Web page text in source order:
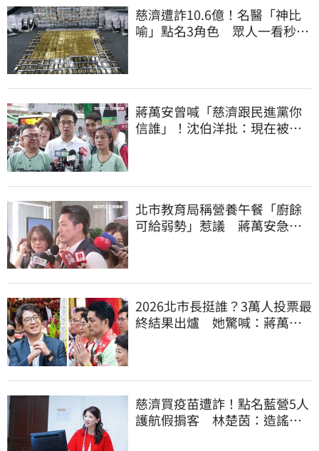
慈濟遭詐10.6億！名醫「神比
喻」點名3角色 眾人一看秒懂
蔣萬安曾喊「慈濟跟民進黨你
信誰」！沈伯洋批：現在被發
北市教育局稱營養午餐「廚餘
可給弱勢」惹議 蔣萬安急
2026北市長挺誰？3萬人投票最
終結果出爐 她驚喊：蔣萬安
慈濟買疫苗遭詐！點名藍營5人
護航假掮客 林楚茵：造謠政